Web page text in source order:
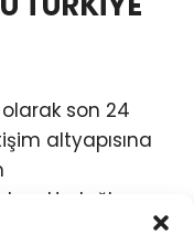
olarak son 24
altyapısına
Uraloğlu,